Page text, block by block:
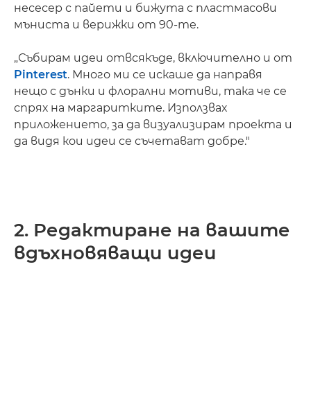
несесер с пайети и бижута с пластмасови
мъниста и верижки от 90-те.
„Събирам идеи отвсякъде, включително и от
Pinterest. Много ми се искаше да направя
нещо с дънки и флорални мотиви, така че се
спрях на маргаритките. Използвах
приложението, за да визуализирам проекта и
да видя кои идеи се съчетават добре."
2. Редактиране на вашите
вдъхновяващи идеи